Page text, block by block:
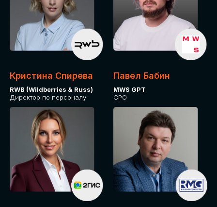
Кристина Спирева
RWB (Wildberries & Russ)
Директор по персоналу
Павел Бабин
MWS GPT
CPO